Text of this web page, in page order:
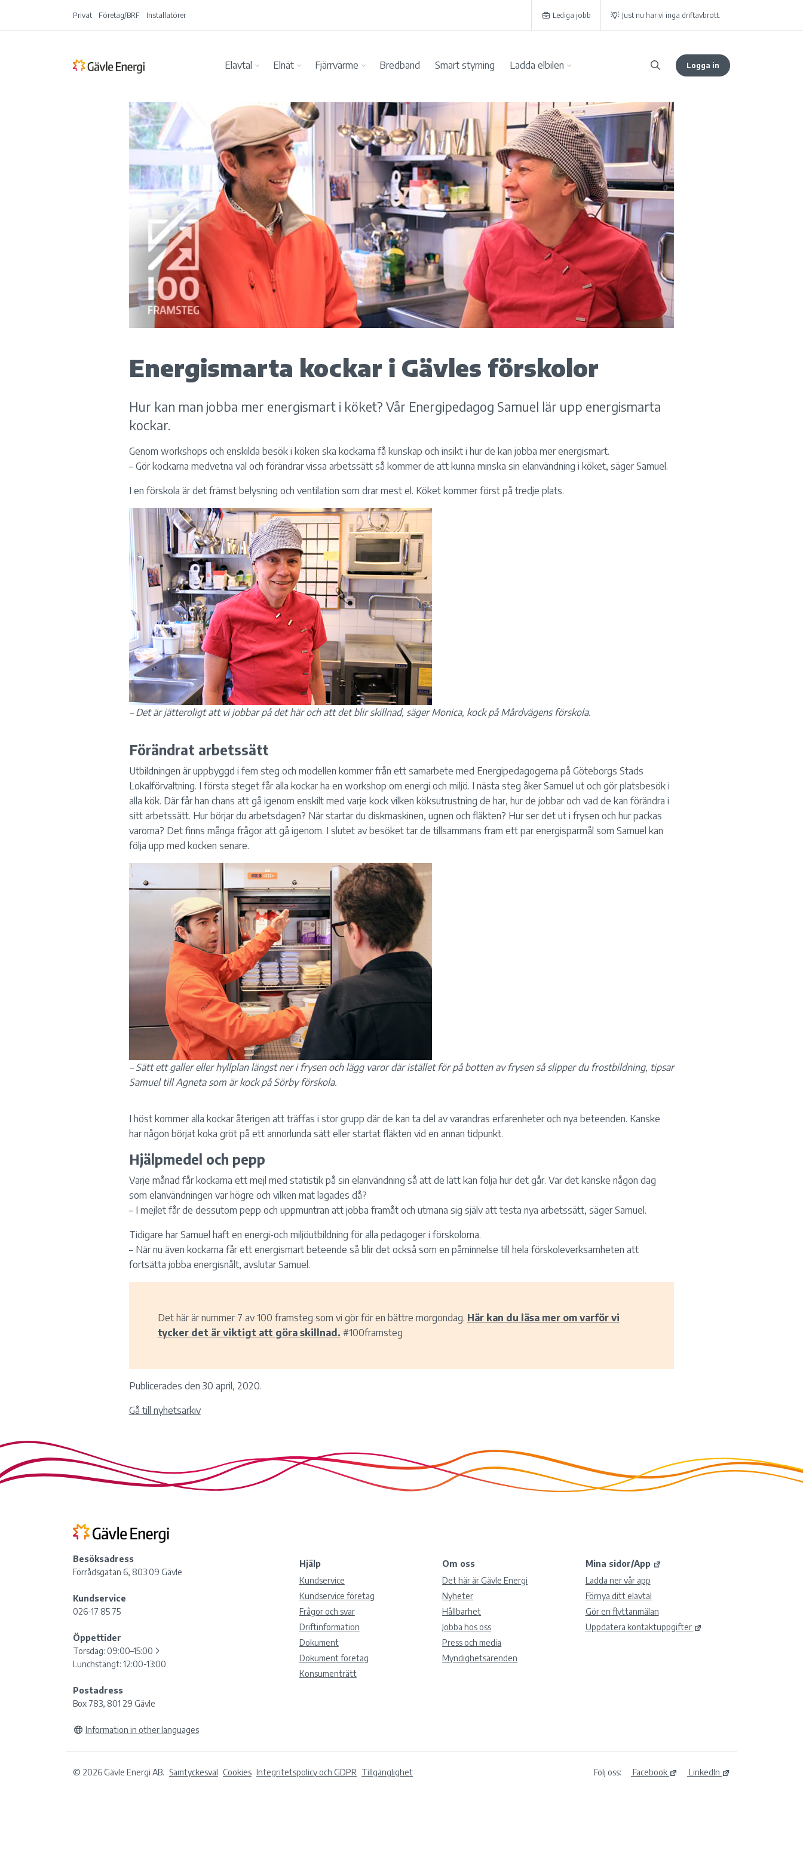
Privat Företag/BRF Installatörer Lediga jobb Just nu har vi inga driftavbrott.
Elavtal Elnät Fjärrvärme Bredband Smart styrning Ladda elbilen Logga in
Energismarta kockar i Gävles förskolor
Hur kan man jobba mer energismart i köket? Vår Energipedagog Samuel lär upp energismarta
kockar.
Genom workshops och enskilda besök i köken ska kockarna få kunskap och insikt i hur de kan jobba mer energismart.
– Gör kockarna medvetna val och förändrar vissa arbetssätt så kommer de att kunna minska sin elanvändning i köket, säger Samuel.
I en förskola är det främst belysning och ventilation som drar mest el. Köket kommer först på tredje plats.
– Det är jätteroligt att vi jobbar på det här och att det blir skillnad, säger Monica, kock på Mårdvägens förskola.
Förändrat arbetssätt
Utbildningen är uppbyggd i fem steg och modellen kommer från ett samarbete med Energipedagogerna på Göteborgs Stads
Lokalförvaltning. I första steget får alla kockar ha en workshop om energi och miljö. I nästa steg åker Samuel ut och gör platsbesök i
alla kök. Där får han chans att gå igenom enskilt med varje kock vilken köksutrustning de har, hur de jobbar och vad de kan förändra i
sitt arbetssätt. Hur börjar du arbetsdagen? När startar du diskmaskinen, ugnen och fläkten? Hur ser det ut i frysen och hur packas
varorna? Det finns många frågor att gå igenom. I slutet av besöket tar de tillsammans fram ett par energisparmål som Samuel kan
följa upp med kocken senare.
– Sätt ett galler eller hyllplan längst ner i frysen och lägg varor där istället för på botten av frysen så slipper du frostbildning, tipsar
Samuel till Agneta som är kock på Sörby förskola.
I höst kommer alla kockar återigen att träffas i stor grupp där de kan ta del av varandras erfarenheter och nya beteenden. Kanske
har någon börjat koka gröt på ett annorlunda sätt eller startat fläkten vid en annan tidpunkt.
Hjälpmedel och pepp
Varje månad får kockarna ett mejl med statistik på sin elanvändning så att de lätt kan följa hur det går. Var det kanske någon dag
som elanvändningen var högre och vilken mat lagades då?
– I mejlet får de dessutom pepp och uppmuntran att jobba framåt och utmana sig själv att testa nya arbetssätt, säger Samuel.
Tidigare har Samuel haft en energi-och miljöutbildning för alla pedagoger i förskolorna.
– När nu även kockarna får ett energismart beteende så blir det också som en påminnelse till hela förskoleverksamheten att
fortsätta jobba energisnålt, avslutar Samuel.
Det här är nummer 7 av 100 framsteg som vi gör för en bättre morgondag. Här kan du läsa mer om varför vi
tycker det är viktigt att göra skillnad. #100framsteg
Publicerades den 30 april, 2020.
Gå till nyhetsarkiv
Besöksadress
Förrådsgatan 6, 803 09 Gävle
Kundservice
026-17 85 75
Öppettider
Torsdag: 09:00–15:00
Lunchstängt: 12:00-13:00
Postadress
Box 783, 801 29 Gävle
Information in other languages
Hjälp
Kundservice
Kundservice företag
Frågor och svar
Driftinformation
Dokument
Dokument företag
Konsumenträtt
Om oss
Det här är Gävle Energi
Nyheter
Hållbarhet
Jobba hos oss
Press och media
Myndighetsärenden
Mina sidor/App
Ladda ner vår app
Förnya ditt elavtal
Gör en flyttanmälan
Uppdatera kontaktuppgifter
© 2026 Gävle Energi AB. Samtyckesval Cookies Integritetspolicy och GDPR Tillgänglighet Följ oss: Facebook LinkedIn